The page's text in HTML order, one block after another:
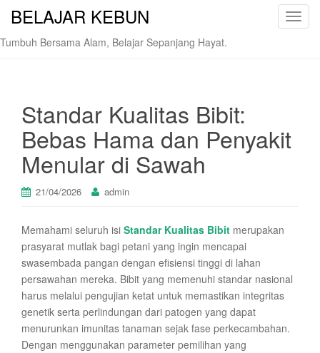
T
BELAJAR KEBUN
Tumbuh Bersama Alam, Belajar Sepanjang Hayat.
Standar Kualitas Bibit:
Bebas Hama dan Penyakit
Menular di Sawah
21/04/2026 admin
Memahami seluruh isi Standar Kualitas Bibit merupakan
prasyarat mutlak bagi petani yang ingin mencapai
swasembada pangan dengan efisiensi tinggi di lahan
persawahan mereka. Bibit yang memenuhi standar nasional
harus melalui pengujian ketat untuk memastikan integritas
genetik serta perlindungan dari patogen yang dapat
menurunkan imunitas tanaman sejak fase perkecambahan.
Dengan menggunakan parameter pemilihan yang